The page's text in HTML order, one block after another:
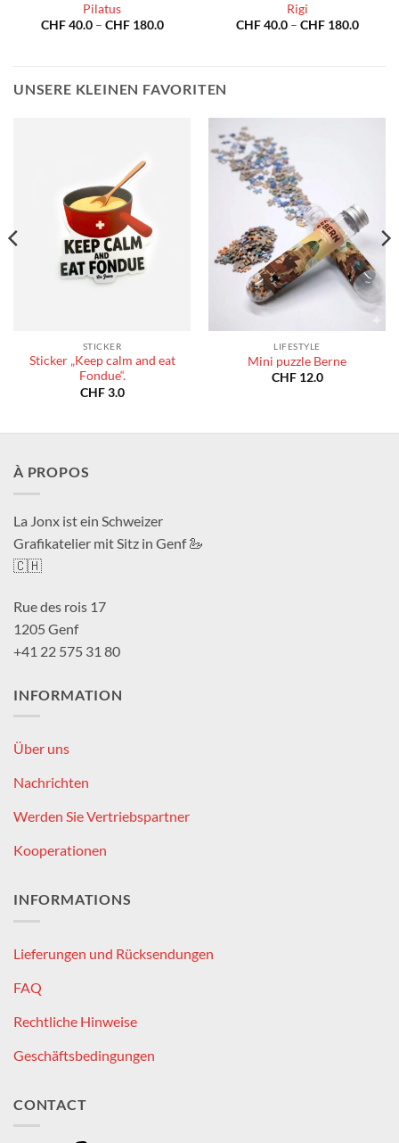
Pilatus
CHF40.0 – CHF180.0Preisspanne:
Rigi
CHF40.0 – CHF180.0
UNSERE KLEINEN FAVORITEN
STICKER
Sticker „Keep calm and eat
Fondue“.
CHF3.0
LIFESTYLE
Mini puzzle Berne
CHF12.0
À PROPOS
La Jonx ist ein Schweizer
Grafikatelier mit Sitz in Genf 🦢
🇨🇭
Rue des rois 17
1205 Genf
+41 22 575 31 80
INFORMATION
Über uns
Nachrichten
Werden Sie Vertriebspartner
Kooperationen
INFORMATIONS
Lieferungen und Rücksendungen
FAQ
Rechtliche Hinweise
Geschäftsbedingungen
CONTACT